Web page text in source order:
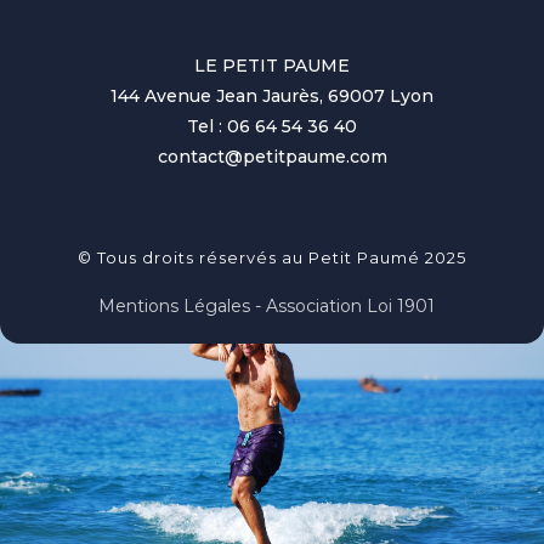
LE PETIT PAUME
144 Avenue Jean Jaurès, 69007 Lyon
Tel : 06 64 54 36 40
contact@petitpaume.com
© Tous droits réservés au Petit Paumé 2025
Mentions Légales - Association Loi 1901